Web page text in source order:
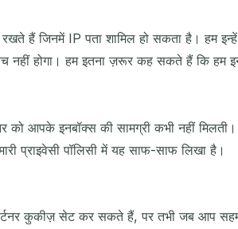
रखते हैं जिनमें IP पता शामिल हो सकता है।
होगा। हम इतना ज़रूर कह सकते हैं कि हम
को आपके इनबॉक्स की सामग्री कभी नहीं
प्राइवेसी पॉलिसी में यह साफ-साफ लिखा है।
पार्टनर कुकीज़ सेट कर सकते हैं, पर तभी जब आप